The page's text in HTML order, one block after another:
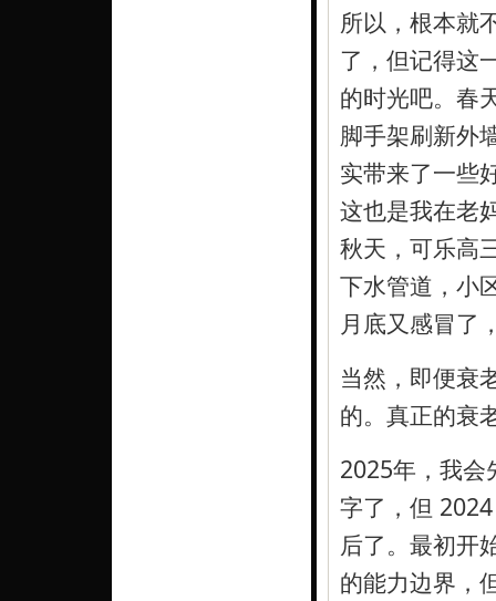
所以，根本就
了，但记得这
的时光吧。春
脚手架刷新外
实带来了一些
这也是我在老
秋天，可乐高
下水管道，小
月底又感冒了
当然，即便衰
的。真正的衰
2025年，我会
字了，但
后了。最初开
的能力边界，